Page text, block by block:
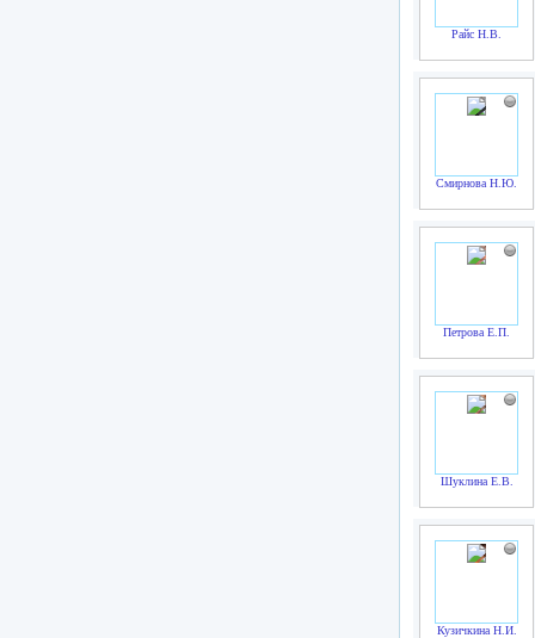
Райс Н.В.
Смирнова Н.Ю.
Петрова Е.П.
Шуклина Е.В.
Кузичкина Н.И.